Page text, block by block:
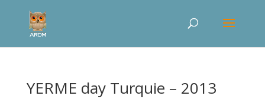
YERME day Turquie – 2013